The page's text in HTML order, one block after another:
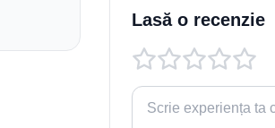
Lasă o recenzie